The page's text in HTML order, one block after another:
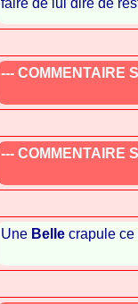
faire de lui dire de
--- COMMENTAIRE
--- COMMENTAIRE
Une Belle crapule ce